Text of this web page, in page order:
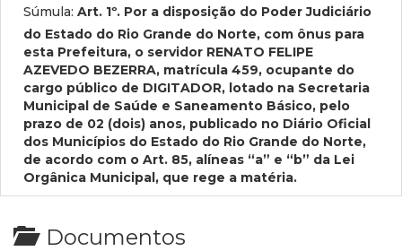
Súmula: Art. 1º. Por a disposição do Poder Judiciário
do Estado do Rio Grande do Norte, com ônus para
esta Prefeitura, o servidor RENATO FELIPE
AZEVEDO BEZERRA, matrícula 459, ocupante do
cargo público de DIGITADOR, lotado na Secretaria
Municipal de Saúde e Saneamento Básico, pelo
prazo de 02 (dois) anos, publicado no Diário Oficial
dos Municípios do Estado do Rio Grande do Norte,
de acordo com o Art. 85, alíneas “a” e “b” da Lei
Orgânica Municipal, que rege a matéria.
Documentos